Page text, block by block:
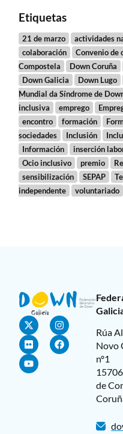
Etiquetas
21 de marzo actividades
colaboración
Convenio de
Compostela
Down Coruña
Down Galicia
Down Lugo
Mundial da Síndrome de
inclusiva
emprego
encontro
formación
sociedades
Inclusión
Información
inserción
Ocio inclusivo
premio
sensibilización
SEPAP
independente
voluntariado
Rúa
Novo
nº1
de